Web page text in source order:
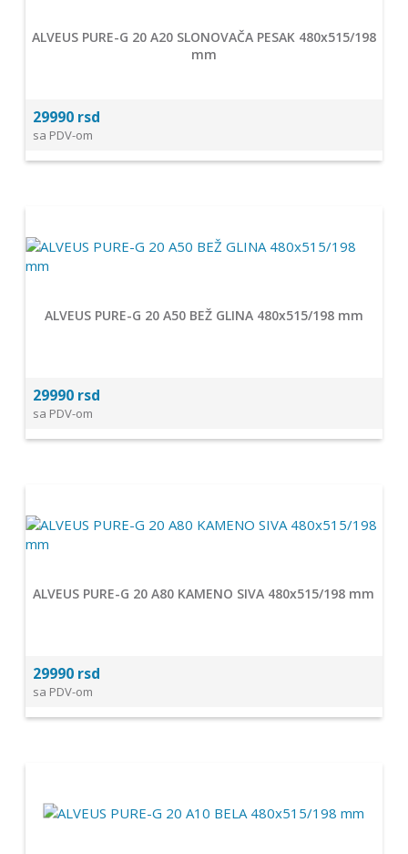
ALVEUS PURE-G 20 A20 SLONOVAČA PESAK 480x515/198
mm
29990 rsd
sa PDV-om
ALVEUS PURE-G 20 A50 BEŽ GLINA 480x515/198 mm
29990 rsd
sa PDV-om
ALVEUS PURE-G 20 A80 KAMENO SIVA 480x515/198 mm
29990 rsd
sa PDV-om